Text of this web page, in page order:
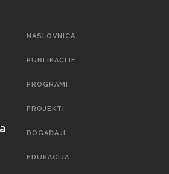
MAIN
NASLOVNICA
PUBLIKACIJE
PROGRAMI
PROJEKTI
DOGAĐAJI
EDUKACIJA